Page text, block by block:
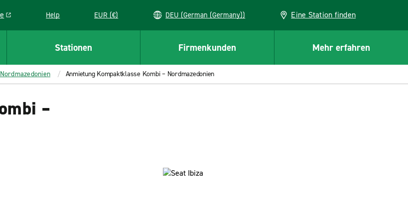
in a new window
Help EUR (€) DEU (German (Germany)) Eine Station finden
Stationen Firmenkunden Mehr erfahren
Anmietung Kompaktklasse Kombi – Nordmazedonien
–